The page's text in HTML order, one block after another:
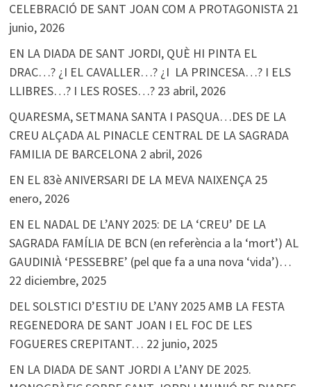
CELEBRACIÓ DE SANT JOAN COM A PROTAGONISTA 21
junio, 2026
EN LA DIADA DE SANT JORDI, QUÈ HI PINTA EL
DRAC…? ¿I EL CAVALLER…? ¿I LA PRINCESA…? I ELS
LLIBRES…? I LES ROSES…? 23 abril, 2026
QUARESMA, SETMANA SANTA I PASQUA…DES DE LA
CREU ALÇADA AL PINACLE CENTRAL DE LA SAGRADA
FAMILIA DE BARCELONA 2 abril, 2026
EN EL 83è ANIVERSARI DE LA MEVA NAIXENÇA 25
enero, 2026
EN EL NADAL DE L’ANY 2025: DE LA ‘CREU’ DE LA
SAGRADA FAMÍLIA DE BCN (en referència a la ‘mort’) AL
GAUDINIÀ ‘PESSEBRE’ (pel que fa a una nova ‘vida’)…
22 diciembre, 2025
DEL SOLSTICI D’ESTIU DE L’ANY 2025 AMB LA FESTA
REGENEDORA DE SANT JOAN I EL FOC DE LES
FOGUERES CREPITANT… 22 junio, 2025
EN LA DIADA DE SANT JORDI A L’ANY DE 2025.